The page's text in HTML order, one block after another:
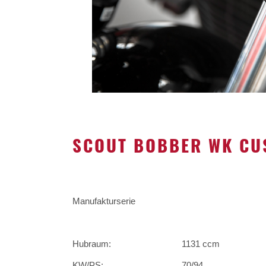
SCOUT BOBBER WK
Manufakturserie
Hubraum: 1131 ccm